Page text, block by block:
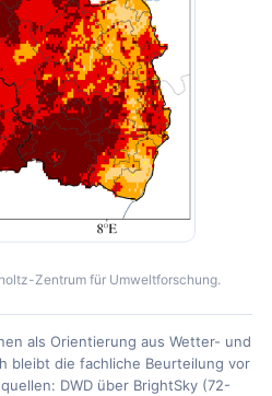
Zentrum für Umweltforschung.
als Orientierung aus Wetter- und
bleibt die fachliche Beurteilung vor
DWD über BrightSky (72-